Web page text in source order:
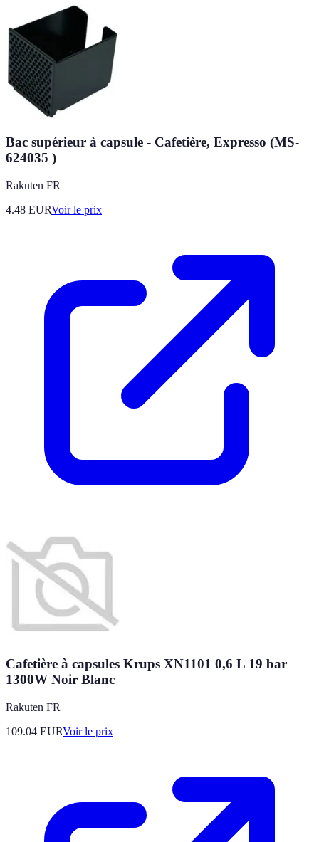
Bac supérieur à capsule - Cafetière, Expresso (MS-
624035 )
Rakuten FR
4.48 EURVoir le prix
Cafetière à capsules Krups XN1101 0,6 L 19 bar
1300W Noir Blanc
Rakuten FR
109.04 EURVoir le prix